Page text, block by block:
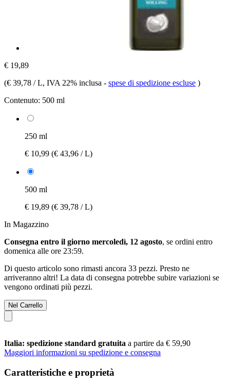
€ 19,89
(€ 39,78 / L, IVA 22% inclusa - spese di spedizione escluse )
Contenuto: 500 ml
250 ml
€ 10,99 (€ 43,96 / L)
500 ml
€ 19,89 (€ 39,78 / L)
In Magazzino
Consegna entro il giorno mercoledì, 12 agosto, se ordini entro
domenica alle ore 23:59.
Di questo articolo sono rimasti ancora 33 pezzi. Presto ne
arriveranno altri! La data di consegna potrebbe subire variazioni se
vengono ordinati più pezzi.
Nel Carrello
Italia: spedizione standard gratuita a partire da € 59,90
Maggiori informazioni su spedizione e consegna
Caratteristiche e proprietà